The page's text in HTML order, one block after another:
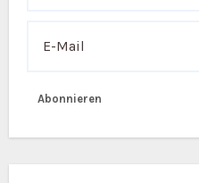
Abonnieren